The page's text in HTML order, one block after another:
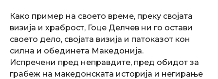
Како пример на своето време, преку својата
визија и храброст, Гоце Делчев ни го остави
своето дело, својата визија и патоказот кон
силна и обединета Македонија.
Испречени пред неправдите, пред обидот за
грабеж на македонската историја и негирање